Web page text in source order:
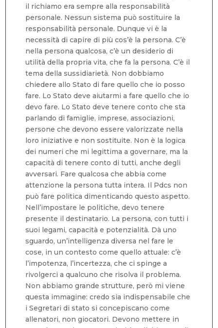
il richiamo era sempre alla responsabilità
personale. Nessun sistema può sostituire la
responsabilità personale. Dunque vi è la
necessità di capire di più cos’è la persona. C’è
nella persona qualcosa, c’è un desiderio di
utilità della propria vita, che fa la persona. C’è il
tema della sussidiarietà. Non dobbiamo
chiedere allo Stato di fare quello che io posso
fare. Lo Stato deve aiutarmi a fare quello che io
devo fare. Lo Stato deve tenere conto che sta
parlando di famiglie, imprese, associazioni,
persone che devono essere valorizzate nella
loro iniziative e non sostituite. Non è la logica
dei numeri che mi legittima a governare, ma la
capacità di tenere conto di tutti, anche degli
avversari. Fare qualcosa che abbia come
attenzione la persona tutta intera. Il Pdcs non
può fare politica dimenticando questo aspetto.
Nell’impostare le politiche, devo tenere
presente il destinatario. La persona, con tutti i
suoi legami, capacità e potenzialità. Dà uno
sguardo, un’intelligenza diversa nel fare le
cose, in un contesto come quello attuale: c’è
l’impotenza, l’incertezza, che ci spinge a
rivolgerci a qualcuno che risolva il problema.
Non abbiamo grande strutture, però mi viene
questa immagine: credo sia indispensabile che
i Segretari di stato si concepiscano come
allenatori, non giocatori. Devono mettere in